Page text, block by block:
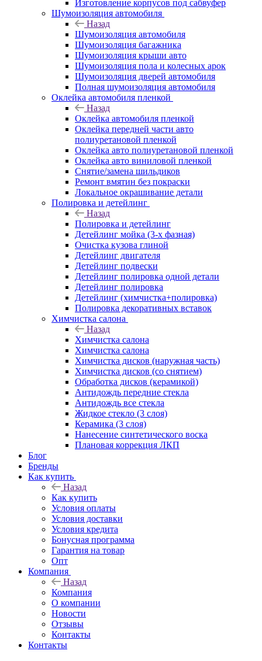
Изготовление корпусов под сабвуфер
Шумоизоляция автомобиля
Назад
Шумоизоляция автомобиля
Шумоизоляция багажника
Шумоизоляция крыши авто
Шумоизоляция пола и колесных арок
Шумоизоляция дверей автомобиля
Полная шумоизоляция автомобиля
Оклейка автомобиля пленкой
Назад
Оклейка автомобиля пленкой
Оклейка передней части авто
полиуретановой пленкой
Оклейка авто полиуретановой пленкой
Оклейка авто виниловой пленкой
Снятие/замена шильдиков
Ремонт вмятин без покраски
Локальное окрашивание детали
Полировка и детейлинг
Назад
Полировка и детейлинг
Детейлинг мойка (3-х фазная)
Очистка кузова глиной
Детейлинг двигателя
Детейлинг подвески
Детейлинг полировка одной детали
Детейлинг полировка
Детейлинг (химчистка+полировка)
Полировка декоративных вставок
Химчистка салона
Назад
Химчистка салона
Химчистка салона
Химчистка дисков (наружная часть)
Химчистка дисков (со снятием)
Обработка дисков (керамикой)
Антидождь передние стекла
Антидождь все стекла
Жидкое стекло (3 слоя)
Керамика (3 слоя)
Нанесение синтетического воска
Плановая коррекция ЛКП
Блог
Бренды
Как купить
Назад
Как купить
Условия оплаты
Условия доставки
Условия кредита
Бонусная программа
Гарантия на товар
Опт
Компания
Назад
Компания
О компании
Новости
Отзывы
Контакты
Контакты